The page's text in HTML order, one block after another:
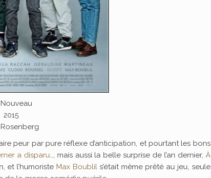
2015
peur par pure réflexe d’anticipation, et pourtant les bons
a disparu…, mais aussi la belle surprise de l’an dernier, À
et l’humoriste Max Boublil s’était même prêté au jeu, seule